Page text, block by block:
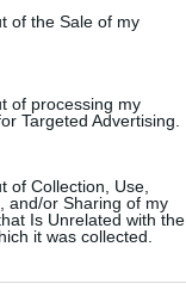
of the Sale of my
of processing my
Targeted Advertising.
of Collection, Use,
and/or Sharing of my
Is Unrelated with the
it was collected.